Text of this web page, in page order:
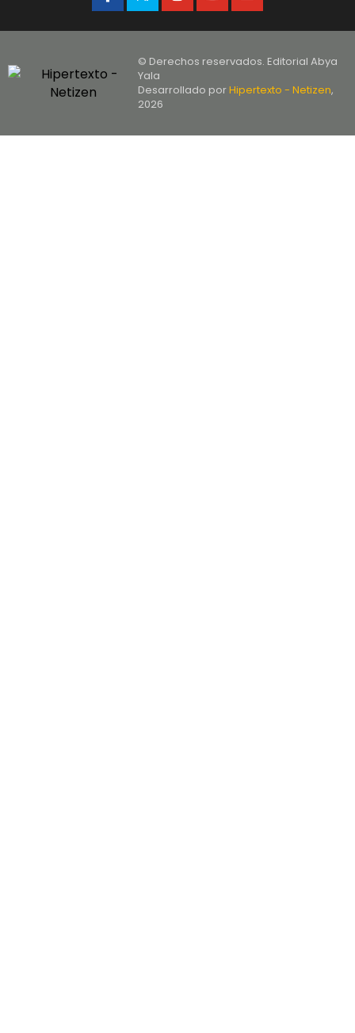
© Derechos reservados. Editorial Abya
Yala
Desarrollado porHipertexto - Netizen,
2026